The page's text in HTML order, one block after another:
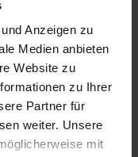
Anzeigen zu
Medien anbieten
Website zu
zu Ihrer
Partner für
weiter. Unsere
mit